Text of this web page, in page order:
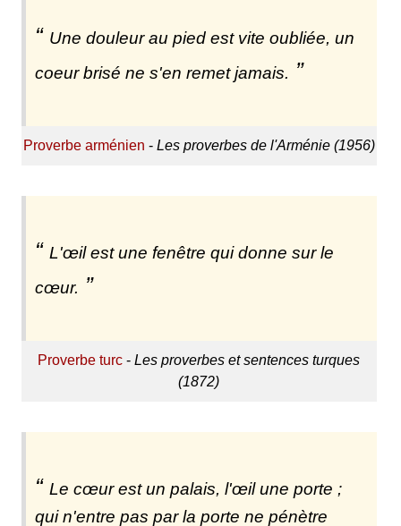
Une douleur au pied est vite oubliée, un
coeur brisé ne s'en remet jamais.
Proverbe arménien - Les proverbes de l'Arménie (1956)
L'œil est une fenêtre qui donne sur le
cœur.
Proverbe turc -Les proverbes et sentences turques
(1872)
Le cœur est un palais, l'œil une porte ;
qui n'entre pas par la porte ne pénètre